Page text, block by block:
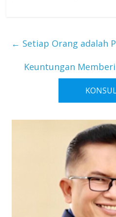
← Setiap Orang adalah
Keuntungan